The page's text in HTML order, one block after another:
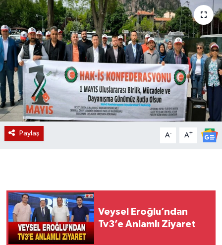
Paylaş A- A+
Veysel Eroğlu’ndan
Tv3’e Anlamlı Ziyaret
Magazin
Etkinlikler